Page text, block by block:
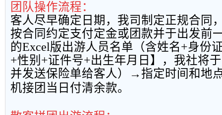
团队操作流程：
客人尽早确定日期，我司制定正规合同
按合同约定支付定金或团款并于出发前
的Excel版出游人员名单（含姓名+身份
+性别 +证件号+出生年月日】，我社将
并发送保险单给客人）→指定时间和地
机接团当日付清余款。